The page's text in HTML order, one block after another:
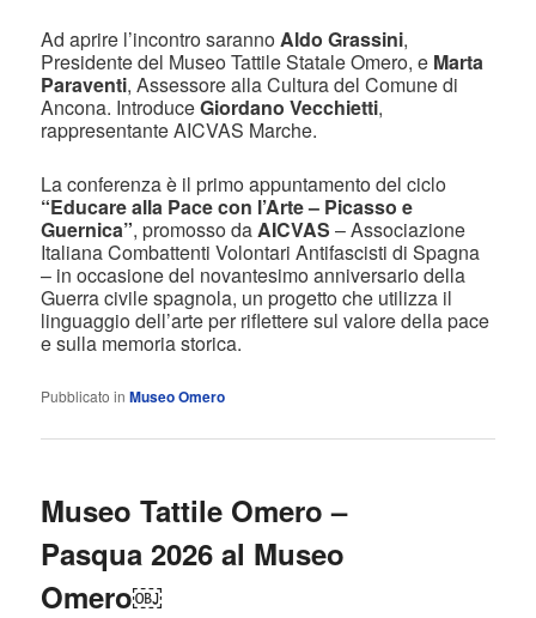
Ad aprire l’incontro sarannoAldo Grassini,
Presidente del Museo Tattile Statale Omero, e Marta
Paraventi, Assessore alla Cultura del Comune di
Ancona. IntroduceGiordano Vecchietti,
rappresentante AICVAS Marche.
La conferenza è il primo appuntamento del ciclo
“Educare alla Pace con l’Arte – Picasso e
Guernica”, promosso daAICVAS – Associazione
Italiana Combattenti Volontari Antifascisti di Spagna
– in occasione del novantesimo anniversario della
Guerra civile spagnola, un progetto che utilizza il
linguaggio dell’arte per riflettere sul valore della pace
e sulla memoria storica.
Pubblicato in Museo Omero
Museo Tattile Omero –
Pasqua 2026 al Museo
Omero￼